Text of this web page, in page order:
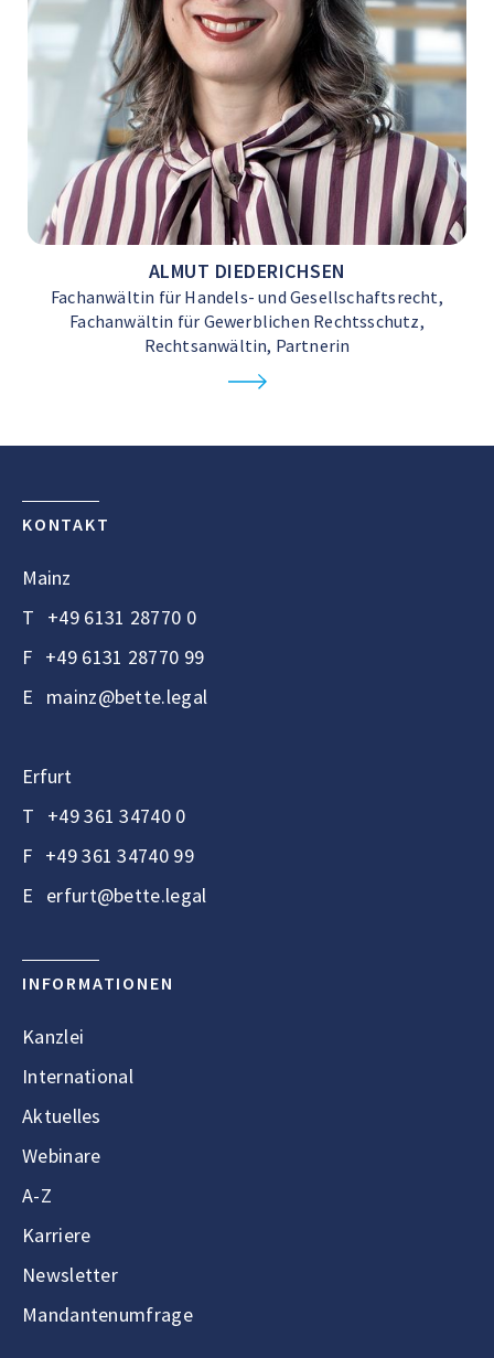
ALMUT DIEDERICHSEN
Fachanwältin für Handels- und Gesellschaftsrecht,
Fachanwältin für Gewerblichen Rechtsschutz,
Rechtsanwältin, Partnerin
KONTAKT
Mainz
T +49 6131 28770 0
F +49 6131 28770 99
E mainz@bette.legal
Erfurt
T +49 361 34740 0
F +49 361 34740 99
E erfurt@bette.legal
INFORMATIONEN
Kanzlei
International
Aktuelles
Webinare
A-Z
Karriere
Newsletter
Mandantenumfrage